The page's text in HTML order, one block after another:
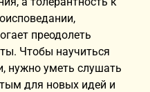
преодолеть
Чтобы научиться
нужно уметь слушать
для новых идей и